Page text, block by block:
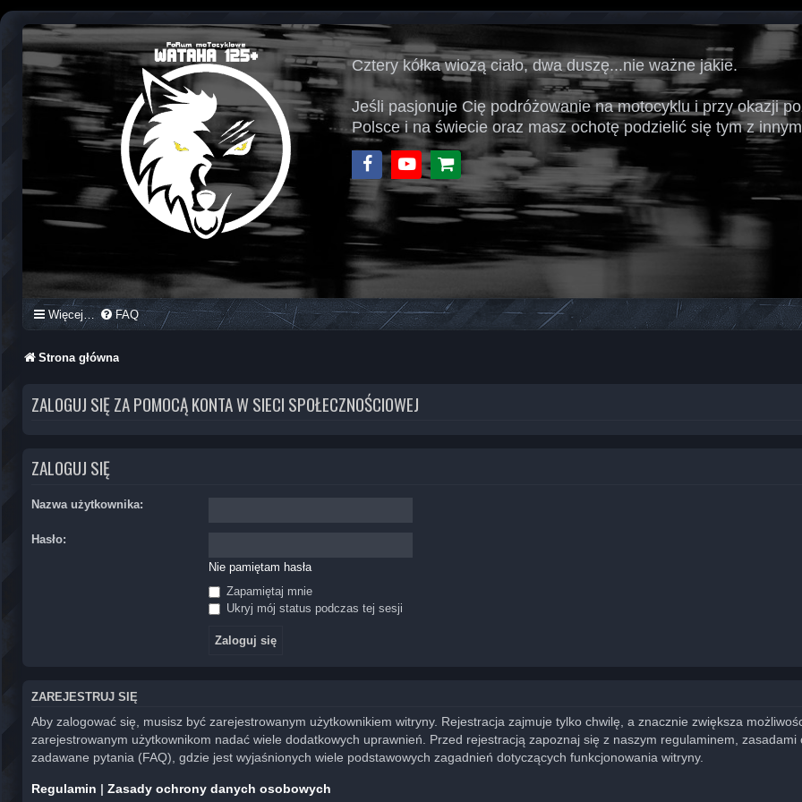
Cztery kółka wiozą ciało, dwa duszę...nie ważne jakie.
Jeśli pasjonuje Cię podróżowanie na motocyklu i przy okazji
Polsce i na świecie oraz masz ochotę podzielić się tym z
FacebookYoutubeSklep
Więcej… FAQ
Strona główna
ZALOGUJ SIĘ ZA POMOCĄ KONTA W SIECI SPOŁECZNOŚCIOWEJ
ZALOGUJ SIĘ
Nazwa użytkownika:
Hasło:
Nie pamiętam hasła
Zapamiętaj mnie
Ukryj mój status podczas tej sesji
ZAREJESTRUJ SIĘ
Aby zalogować się, musisz być zarejestrowanym użytkownikiem witryny. Rejestracja zajmuje tylko chwilę, a znacznie zwiększa
zarejestrowanym użytkownikom nadać wiele dodatkowych uprawnień. Przed rejestracją zapoznaj się z naszym regulaminem,
zadawane pytania (FAQ), gdzie jest wyjaśnionych wiele podstawowych zagadnień dotyczących funkcjonowania witryny.
Regulamin | Zasady ochrony danych osobowych